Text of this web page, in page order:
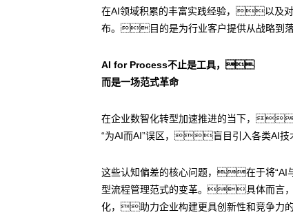
在AI领域积累的丰富实践经验，以及
布。目的是为行业客户提供从战略到
AI for Process不止是工具，
而是一场范式革命
在企业数智化转型加速推进的当下，
“为AI而AI”误区，盲目引入各类AI
这些认知偏差的核心问题，在于将“AI
型流程管理范式的变革。具体而言
化，助力企业构建更具创新性和竞争